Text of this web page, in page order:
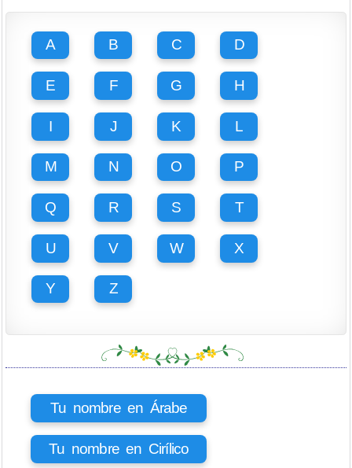
A B C D
E F G H
I J K L
M N O P
Q R S T
U V W X
Y Z
Tu nombre en Árabe
Tu nombre en Cirílico